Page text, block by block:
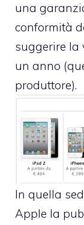
una
conformità
suggerire
un anno
produttore).
In quella
Apple la